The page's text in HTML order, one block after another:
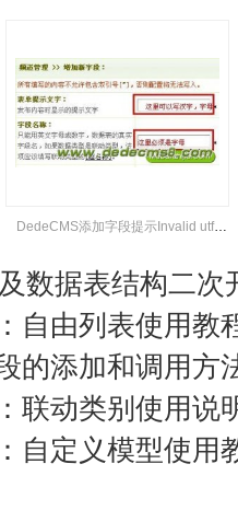
DedeCMS添加字段提示Invalid utf8 character string错误的解决办法
数据表结构二次
自由列表使用教
的添加和调用方
联动类别使用说
自定义模型使用